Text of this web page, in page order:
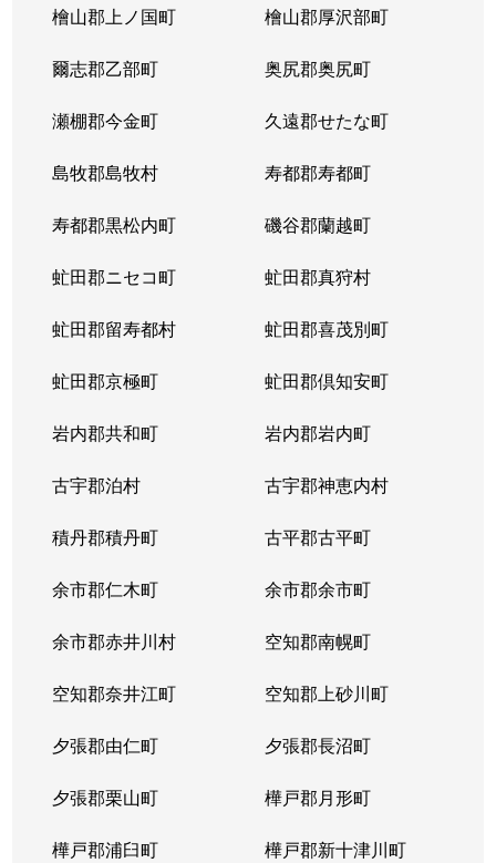
檜山郡上ノ国町 檜山郡厚沢部町
爾志郡乙部町 奥尻郡奥尻町
瀬棚郡今金町 久遠郡せたな町
島牧郡島牧村 寿都郡寿都町
寿都郡黒松内町 磯谷郡蘭越町
虻田郡ニセコ町 虻田郡真狩村
虻田郡留寿都村 虻田郡喜茂別町
虻田郡京極町 虻田郡倶知安町
岩内郡共和町 岩内郡岩内町
古宇郡泊村 古宇郡神恵内村
積丹郡積丹町 古平郡古平町
余市郡仁木町 余市郡余市町
余市郡赤井川村 空知郡南幌町
空知郡奈井江町 空知郡上砂川町
夕張郡由仁町 夕張郡長沼町
夕張郡栗山町 樺戸郡月形町
樺戸郡浦臼町 樺戸郡新十津川町